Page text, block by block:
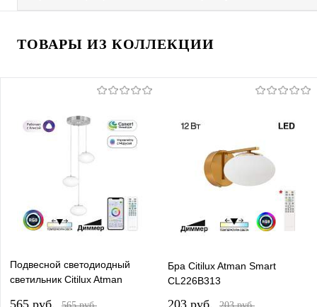
ТОВАРЫ ИЗ КОЛЛЕКЦИИ
Подвесной светодиодный
светильник Citilux Atman
565 pуб.
Бра Citilux Atman Smart
CL226B313
203 pуб.